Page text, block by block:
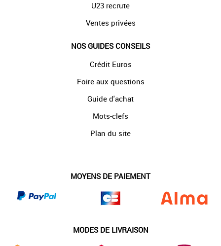
U23 recrute
Ventes privées
NOS GUIDES CONSEILS
Crédit Euros
Foire aux questions
Guide d'achat
Mots-clefs
Plan du site
MOYENS DE PAIEMENT
MODES DE LIVRAISON